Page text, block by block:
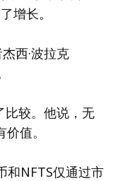
增长。
西·波拉克
比较。他说，无
值。
和NFTS仅通过市